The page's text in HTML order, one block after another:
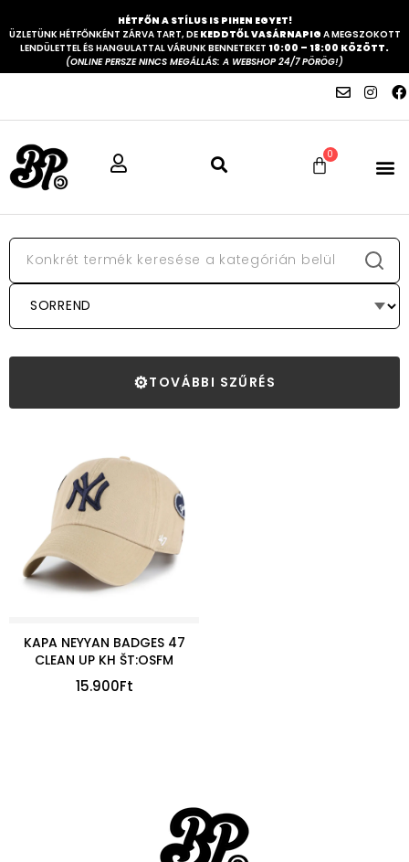
HÉTFŐN A STÍLUS IS PIHEN EGYET!
ÜZLETÜNK HÉTFŐNKÉNT ZÁRVA TART, DE KEDDTŐL VASÁRNAPIG A MEGSZOKOTT
LENDÜLETTEL ÉS HANGULATTAL VÁRUNK BENNETEKET 10:00 – 18:00 KÖZÖTT.
(ONLINE PERSZE NINCS MEGÁLLÁS: A WEBSHOP 24/7 PÖRÖG!)
0
⚙TOVÁBBI SZŰRÉS
KAPA NEYYAN BADGES 47
CLEAN UP KH ŠT:OSFM
15.900Ft